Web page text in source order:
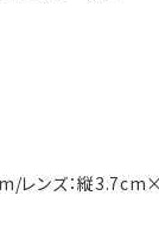
レンズ：縦